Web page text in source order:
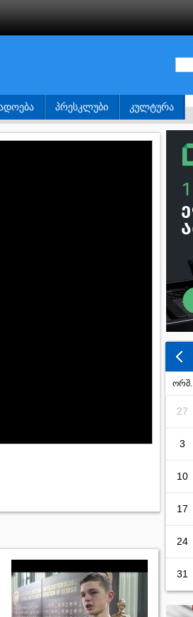
ᲞᲠᲔᲡᲙᲚᲣᲑᲘ ᲙᲣᲚᲢᲣᲠᲐ
ორშ.
27
3
10
17
24
31